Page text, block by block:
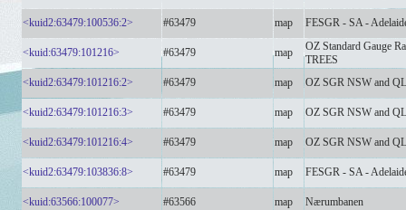
<kuid2:63479:100536:2> #63479 map FESGR - SA -
<kuid:63479:101216> #63479 map
OZ Standard Gauge
TREES
<kuid2:63479:101216:2>
#63479 map OZ SGR NSW and
<kuid2:63479:101216:3> #63479 map OZ SGR NSW and
<kuid2:63479:101216:4> #63479 map OZ SGR NSW and
<kuid2:63479:103836:8> #63479 map FESGR - SA -
<kuid:63566:100077> #63566 map Nærumbanen